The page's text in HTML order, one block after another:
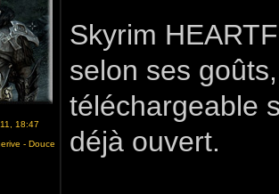
18:47
- Douce
Skyrim
selon ses
téléchargeable
déjà ouvert.